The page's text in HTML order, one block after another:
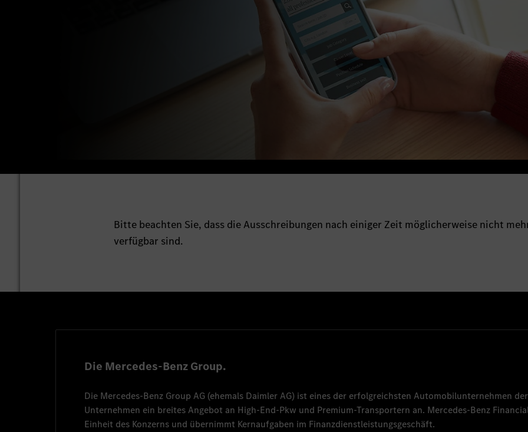
Bitte beachten Sie, dass die Ausschreibungen nach einiger Zeit möglicherweise nicht
verfügbar sind.
Die Mercedes-Benz Group.
Die Mercedes-Benz Group AG (ehemals Daimler AG) ist eines der erfolgreichsten Automobilunternehmen
Unternehmen ein breites Angebot an High-End-Pkw und Premium-Transportern an. Mercedes-Benz
Einheit des Konzerns und übernimmt Kernaufgaben im Finanzdienstleistungsgeschäft.